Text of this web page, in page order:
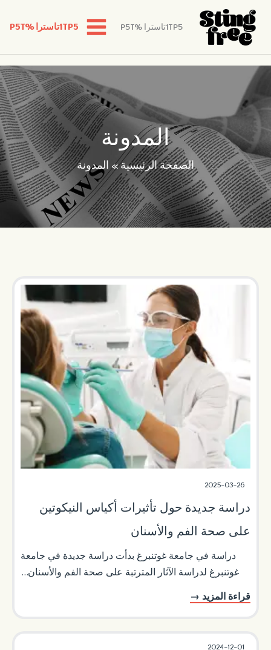
تخطي
المحتوى
1TP5تاسترا %P5T 1TP5تاسترا %P5T
المدونة
الصفحة الرئيسية» المدونة
دراسة جديدة حول تأثيرات أكياس النيكوتين
على صحة الفم والأسنان
2025-03-26
دراسة في جامعة غوتنبرغ بدأت دراسة جديدة في جامعة
غوتنبرغ لدراسة الآثار المترتبة على صحة الفم والأسنان...
قراءة المزيد →
2024-12-01